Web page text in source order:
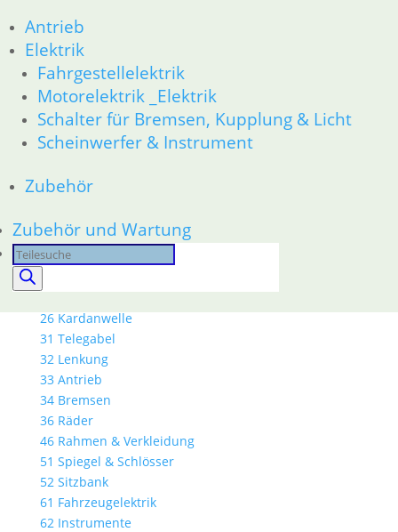
Antrieb
Elektrik
Fahrgestellelektrik
Motorelektrik _Elektrik
Schalter für Bremsen, Kupplung & Licht
Scheinwerfer & Instrument
Zubehör
Zubehör und Wartung
Products
search
61 Fahrzeugelektrik
62 Instrumente
52 Sitzbank
R80GS bis R100GS PD 1990
11 Motor
Dichtungen
Kolben/Kolbenringe
Zylinderkopf
12 Motorelektrik
16 Tank
18 Auspuff
23 Getriebe
26 Kardanwelle
31 Telegabel
32 Lenkung
33 Antrieb
34 Bremsen
36 Räder
46 Rahmen & Verkleidung
51 Spiegel & Schlösser
52 Sitzbank
61 Fahrzeugelektrik
62 Instrumente